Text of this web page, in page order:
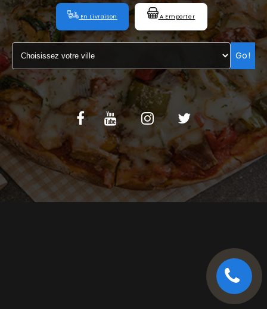
VOS AVIS
MENTIONS LÉGALES
C.G.V
En Livraison A Emporter
Go!